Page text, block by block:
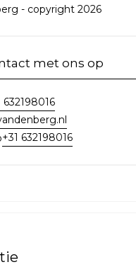
- copyright 2026
met ons op
632198016
+31 632198016